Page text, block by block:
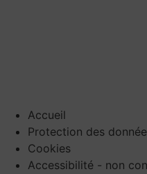
Accueil
Protection des
Cookies
Accessibilité - non